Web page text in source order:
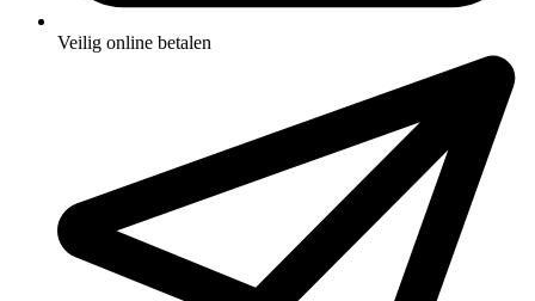
Veilig online betalen